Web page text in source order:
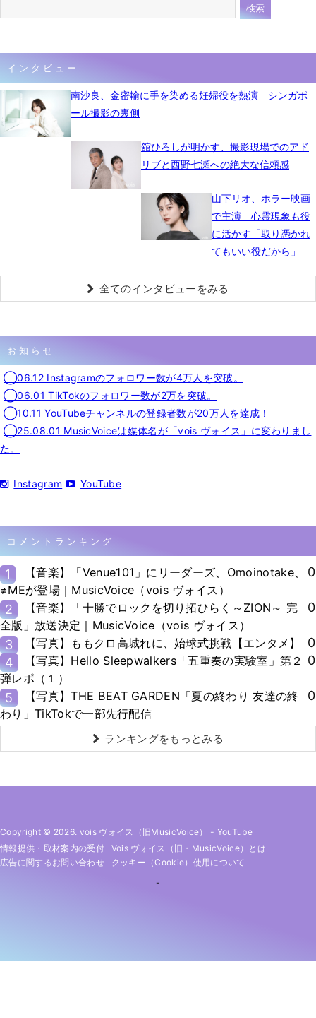
インタビュー
南沙良、金密輸に手を染める妊婦役を熱演 シンガポ
ール撮影の裏側
舘ひろしが明かす、撮影現場でのアド
リブと西野七瀬への絶大な信頼感
山下リオ、ホラー映画
で主演 心霊現象も役
に活かす「取り憑かれ
てもいい役だから」
全てのインタビューをみる
お知らせ
◯06.12 Instagramのフォロワー数が4万人を突破。
◯06.01 TikTokのフォロワー数が2万を突破。
◯10.11 YouTubeチャンネルの登録者数が20万人を達成！
◯25.08.01 MusicVoiceは媒体名が「vois ヴォイス」に変わりまし
た。
Instagram YouTube
コメントランキング
1
【音楽】「Venue101」にリーダーズ、Omoinotake、
≠MEが登場｜MusicVoice（vois ヴォイス）
0
2
【音楽】「十勝でロックを切り拓ひらく～ZION～ 完
全版」放送決定｜MusicVoice（vois ヴォイス）
0
3 【写真】ももクロ高城れに、始球式挑戦【エンタメ】
0
4
【写真】Hello Sleepwalkers「五重奏の実験室」第２
弾レポ（１）
0
5
【写真】THE BEAT GARDEN「夏の終わり 友達の終
わり」TikTokで一部先行配信
0
ランキングをもっとみる
Copyright © 2026. vois ヴォイス（旧MusicVoice） - YouTube
情報提供・取材案内の受付
Vois ヴォイス（旧・MusicVoice）とは
広告に関するお問い合わせ
クッキー（cookie）使用について
-